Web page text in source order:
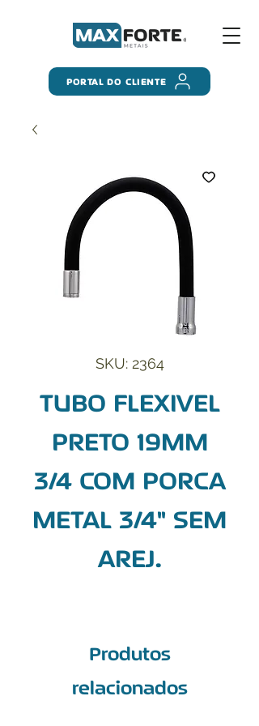
PORTAL DO CLIENTE
SKU: 2364
TUBO FLEXIVEL
PRETO 19MM
3/4 COM PORCA
METAL 3/4" SEM
AREJ.
Produtos
relacionados